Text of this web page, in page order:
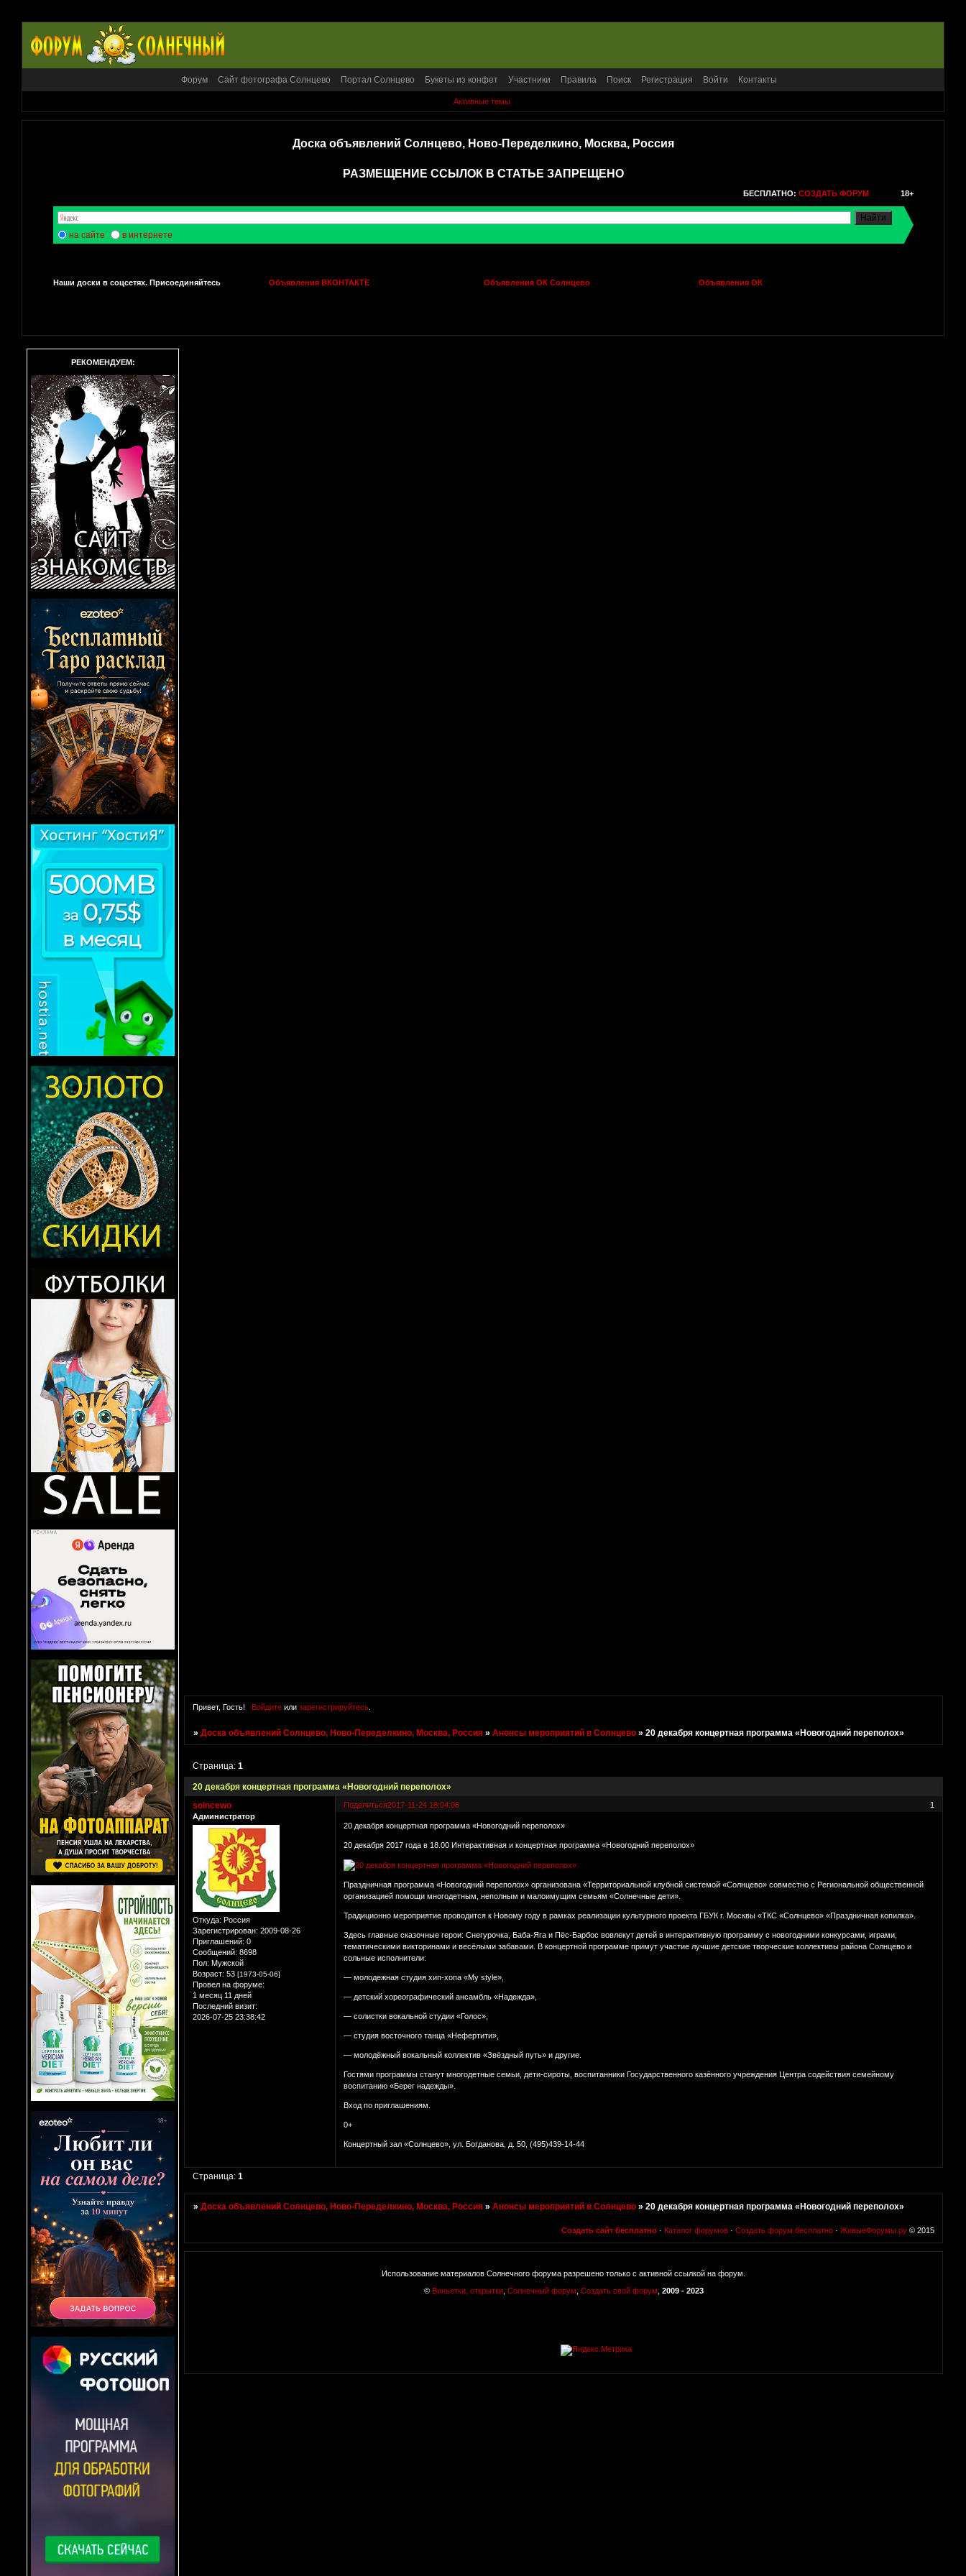
Форум Сайт фотографа Солнцево Портал Солнцево Букеты из конфет Участники Правила Поиск Регистрация Войти Контакты
Активные темы
Доска объявлений Солнцево, Ново-Переделкино, Москва, Россия
РАЗМЕЩЕНИЕ ССЫЛОК В СТАТЬЕ ЗАПРЕЩЕНО
БЕСПЛАТНО: СОЗДАТЬ ФОРУМ 18+
на сайте в интернете
Наши доски в соцсетях. Присоединяйтесь Объявления ВКОНТАКТЕ Объявления ОК Солнцево Объявления ОК
РЕКОМЕНДУЕМ:
Привет, Гость! Войдитеили зарегистрируйтесь.
»Доска объявлений Солнцево, Ново-Переделкино, Москва, Россия »Анонсы мероприятий в Солнцево »20 декабря концертная программа «Новогодний переполох»
20 декабря концертная программа «Новогодний переполох»
Страница:1
Поделиться 1
2017-11-24 18:04:06
solncewo
Администратор
Откуда: Россия
Зарегистрирован: 2009-08-26
Приглашений: 0
Сообщений: 8698
Пол: Мужской
Возраст: 53 [1973-05-06]
Провел на форуме:
1 месяц 11 дней
Последний визит:
2026-07-25 23:38:42
20 декабря концертная программа «Новогодний переполох»
20 декабря 2017 года в 18.00 Интерактивная и концертная программа «Новогодний переполох»
Праздничная программа «Новогодний переполох» организована «Территориальной клубной системой «Солнцево» совместно с Региональной общественной
организацией помощи многодетным, неполным и малоимущим семьям «Солнечные дети».
Традиционно мероприятие проводится к Новому году в рамках реализации культурного проекта ГБУК г. Москвы «ТКС «Солнцево» «Праздничная копилка».
Здесь главные сказочные герои: Снегурочка, Баба-Яга и Пёс-Барбос вовлекут детей в интерактивную программу с новогодними конкурсами, играми,
тематическими викторинами и весёлыми забавами. В концертной программе примут участие лучшие детские творческие коллективы района Солнцево и
сольные исполнители:
— молодежная студия хип-хопа «My style»,
— детский хореографический ансамбль «Надежда»,
— солистки вокальной студии «Голос»,
— студия восточного танца «Нефертити»,
— молодёжный вокальный коллектив «Звёздный путь» и другие.
Гостями программы станут многодетные семьи, дети-сироты, воспитанники Государственного казённого учреждения Центра содействия семейному
воспитанию «Берег надежды».
Вход по приглашениям.
0+
Концертный зал «Солнцево», ул. Богданова, д. 50, (495)439-14-44
Страница:1
»Доска объявлений Солнцево, Ново-Переделкино, Москва, Россия »Анонсы мероприятий в Солнцево »20 декабря концертная программа «Новогодний переполох»
Создать сайт бесплатно · Каталог форумов · Создать форум бесплатно · ЖивыеФорумы.ру © 2015
Использование материалов Солнечного форума разрешено только с активной ссылкой на форум.
© Виньетки, открытки, Солнечный форум Создать свой форум 2009 - 2023